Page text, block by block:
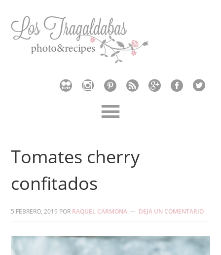
Tomates cherry
confitados
5 FEBRERO, 2019 POR RAQUEL CARMONA DEJA UN COMENTARIO